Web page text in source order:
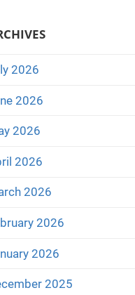
2026
2026
2026
2026
2026
2026
2026
2025